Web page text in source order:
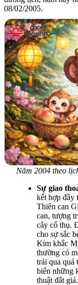
08/02/2005.
Năm 2004 theo
Sự giao
kết hợp đầy
Thiên can
can, tượng
cây cổ thụ.
cho sự sắc
Kim khắc
thường có
trải qua quá
biến những
thuật đắt giá.